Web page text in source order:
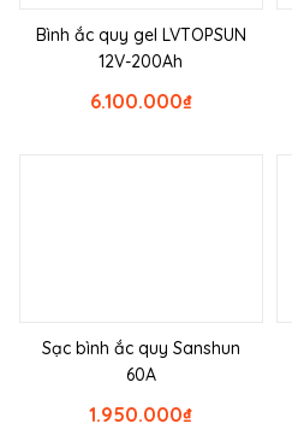
Bình ắc quy gel LVTOPSUN
12V-200Ah
₫
6.100.000
Sạc bình ắc quy Sanshun
60A
₫
1.950.000